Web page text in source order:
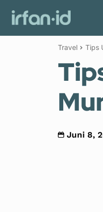
Travel Tips
Juni 8,